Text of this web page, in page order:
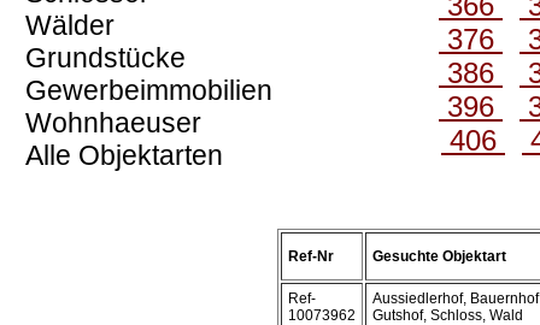
Wälder
Grundstücke
Gewerbeimmobilien
Wohnhaeuser
Alle Objektarten
376
386
396
406
Ref-Nr Gesuchte Objektart
Ref-
10073962
Aussiedlerhof,
Gutshof, Schloss, Wald